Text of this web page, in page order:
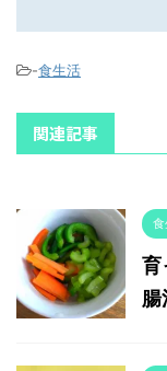
-食生活
関連記事
育
腸